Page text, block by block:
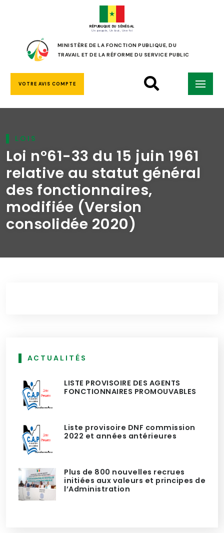
RÉPUBLIQUE DU SÉNÉGAL
Un peuple, Un but, Une foi
MINISTÈRE DE LA FONCTION PUBLIQUE, DU
TRAVAIL ET DE LA RÉFORME DU SERVICE PUBLIC
VOTRE AVIS COMPTE
LOIS
Loi n°61-33 du 15 juin 1961
relative au statut général
des fonctionnaires,
modifiée (Version
consolidée 2020)
ACTUALITÉS
LISTE PROVISOIRE DES AGENTS
FONCTIONNAIRES PROMOUVABLES
Liste provisoire DNF commission
2022 et années antérieures
Plus de 800 nouvelles recrues
initiées aux valeurs et principes de
l’Administration